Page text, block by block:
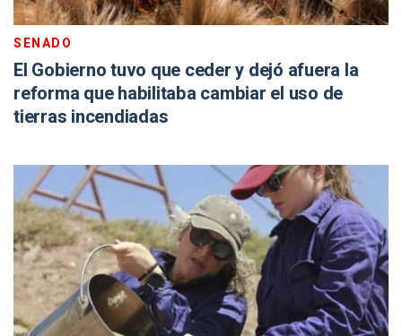
SENADO
El Gobierno tuvo que ceder y dejó afuera la
reforma que habilitaba cambiar el uso de
tierras incendiadas